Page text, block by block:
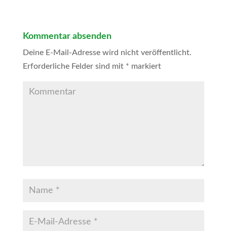
Kommentar absenden
Deine E-Mail-Adresse wird nicht veröffentlicht.
Erforderliche Felder sind mit * markiert